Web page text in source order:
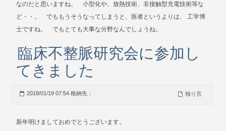
なのだと思いますね。 小型化や、放熱技術、非接触型充電技術等な
ど・・。 でももうそうなってしまうと、医者というよりは、 工学博
士ですね。 でもとても大事な分野なんでしょうね。
臨床不整脈研究会に参加し
てきました
2018/01/19 07:54 格納先： 独り言
新年明けましておめでとうございます。